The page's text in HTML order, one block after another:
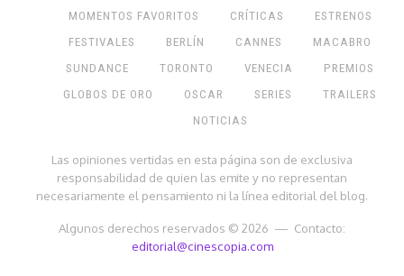
MOMENTOS FAVORITOS
CRÍTICAS
ESTRENOS
FESTIVALES
BERLÍN CANNES
MACABRO
SUNDANCE
TORONTO VENECIA
PREMIOS
GLOBOS DE ORO
OSCAR SERIES
TRAILERS
NOTICIAS
Las opiniones vertidas en esta página son de exclusiva
responsabilidad de quien las emite y no representan
necesariamente el pensamiento ni la línea editorial del blog.
Algunos derechos reservados © 2026 — Contacto:
editorial@cinescopia.com